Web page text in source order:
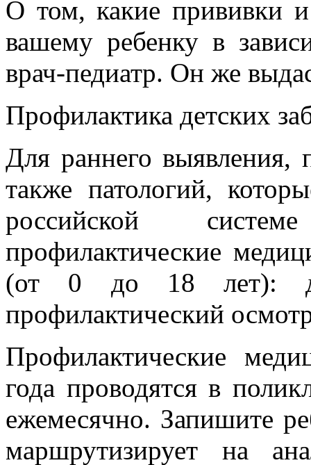
О том, какие прививки
вашему ребенку в
врач-педиатр. Он же
Профилактика детских
Для раннего выявления,
также патологий,
российской
профилактические
(от 0 до 18 лет):
профилактический
Профилактические
года проводятся в
ежемесячно. Запишите
маршрутизирует на